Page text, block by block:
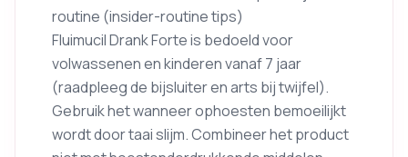
routine (insider-routine tips)
Fluimucil Drank Forte is bedoeld voor
volwassenen en kinderen vanaf 7 jaar
(raadpleeg de bijsluiter en arts bij twijfel).
Gebruik het wanneer ophoesten bemoeilijkt
wordt door taai slijm. Combineer het product